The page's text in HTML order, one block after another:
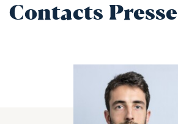
Contacts Presse